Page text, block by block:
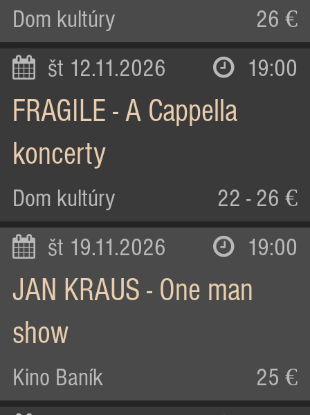
Dom kultúry 26 €
št 12.11.2026 19:00
FRAGILE - A Cappella
koncerty
Dom kultúry 22 - 26 €
št 19.11.2026 19:00
JAN KRAUS - One man
show
Kino Baník 25 €